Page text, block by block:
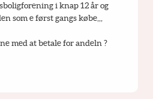
i knap 12 år og
som e først gangs købe,,,
med at betale for andeln ?